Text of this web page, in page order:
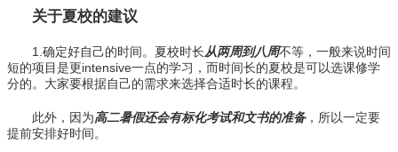
关于夏校的建议
1.确定好自己的时间。夏校时长从两周到八周不等，一般来说时间
短的项目是更intensive一点的学习，而时间长的夏校是可以选课修学
分的。大家要根据自己的需求来选择合适时长的课程。
此外，因为高二暑假还会有标化考试和文书的准备，所以一定要
提前安排好时间。